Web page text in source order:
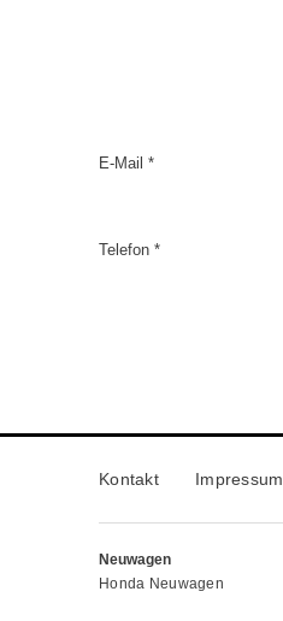
E-Mail *
Telefon *
Kontakt Impressum
Neuwagen
Honda Neuwagen